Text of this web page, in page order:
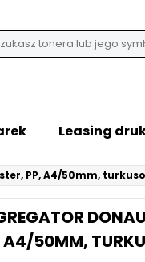
Leasing
PP, A4/50mm,
A4/50MM,